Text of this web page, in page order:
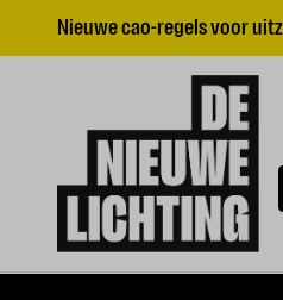
Nieuwe cao-regels voor